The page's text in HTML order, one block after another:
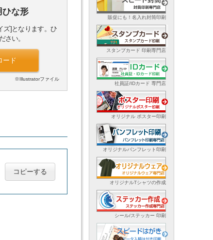
ひな形
ズ]となります。ひ
さい。
ード
※Illustratorファイル
コピーする
販促にも！名入れ封筒印刷
スタンプカード 印刷専門店
社員証/IDカード 専門店
オリジナル ポスター印刷
オリジナルパンフレット印刷
オリジナルTシャツの作成
シール/ステッカー 印刷